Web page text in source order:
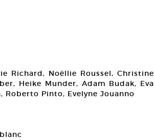
Richard, Noëllie Roussel, Christine
Heike Munder, Adam Budak, Eva
Roberto Pinto, Evelyne Jouanno